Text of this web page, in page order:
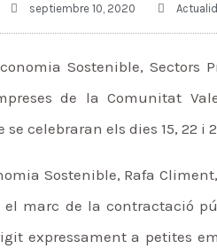
septiembre 10, 2020
Sostenible,
de la Comunitat
celebraran els dies 15, 22 i
Sostenible, Rafa
el marc de la contractació
expressament a petites